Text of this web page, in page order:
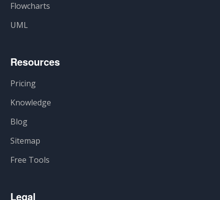
Flowcharts
UML
Resources
Pricing
Knowledge
Blog
Sitemap
Free Tools
Legal